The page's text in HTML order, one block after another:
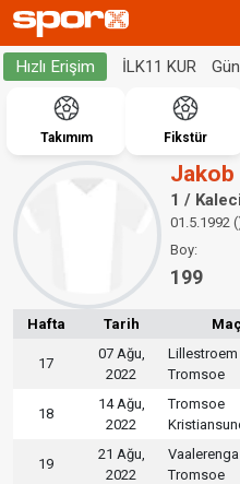
Hızlı Erişim İLK11 KUR
Takımım Fikstür
Jakob
1 / Kaleci
01.5.1992
Boy:
199
Hafta Tarih Maç
17
07 Ağu,
2022
Lillestroem
Tromsoe
18
14 Ağu,
2022
Tromsoe
19
21 Ağu,
2022
Vaalerenga
Tromsoe